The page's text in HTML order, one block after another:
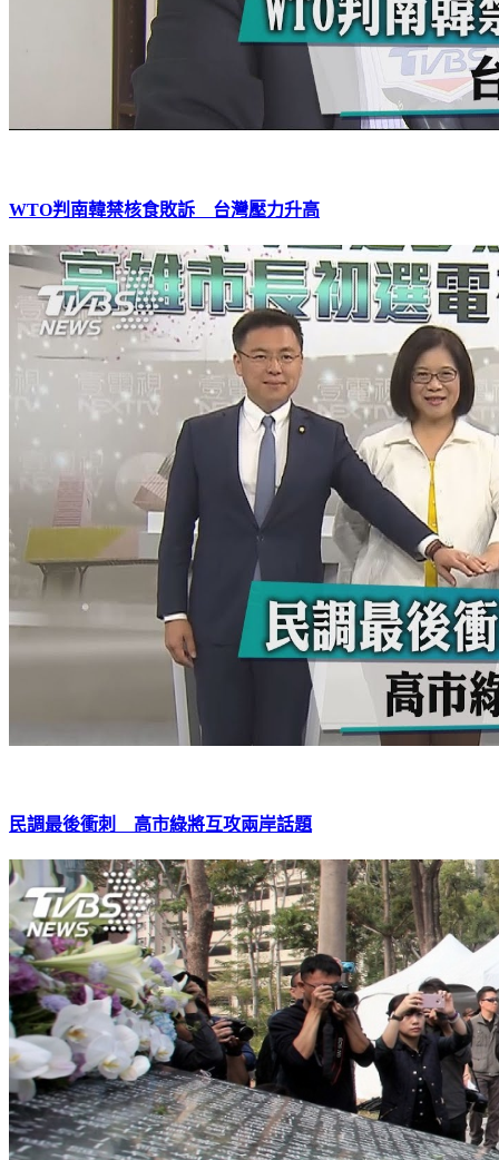
WTO判南韓禁核食敗訴 台灣壓力升高
民調最後衝刺 高市綠將互攻兩岸話題